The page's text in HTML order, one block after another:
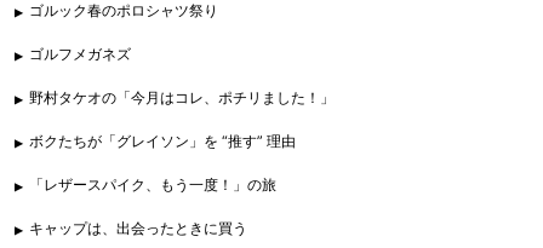
ゴルック春のポロシャツ祭り
ゴルフメガネズ
野村タケオの「今月はコレ、ポチリました！」
ボクたちが「グレイソン」を “推す” 理由
「レザースパイク、もう一度！」の旅
キャップは、出会ったときに買う